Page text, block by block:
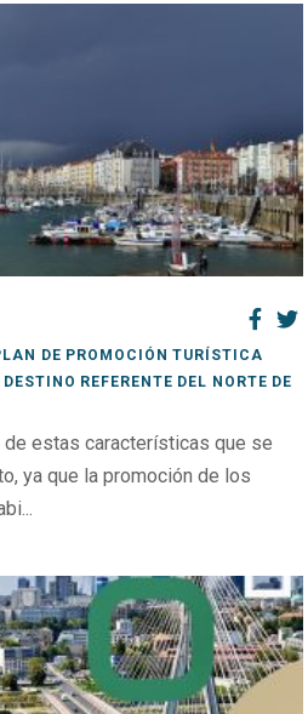
DE PROMOCIÓN TURÍSTICA
REFERENTE DEL NORTE DE
estas características que se
ya que la promoción de los